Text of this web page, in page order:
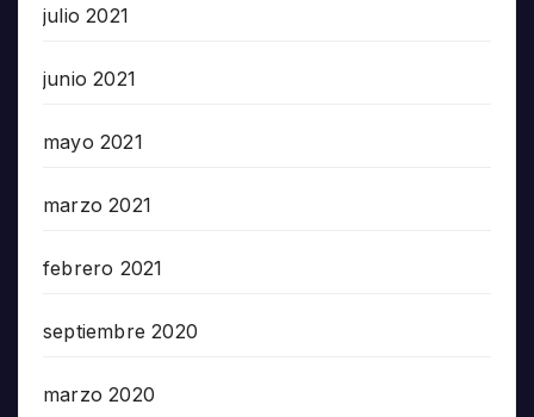
julio 2021
junio 2021
mayo 2021
marzo 2021
febrero 2021
septiembre 2020
marzo 2020